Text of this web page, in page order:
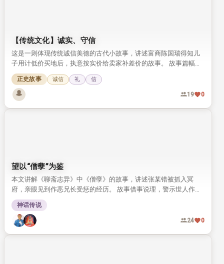
【传统文化】诚实、守信
这是一则体现传统诚信美德的古代小故事，讲述富商陈国瑞得知儿
子用计低价买地后，执意按实价给卖家补差价的故事。 故事篇幅短
小，却将传统文化中诚实守信的可贵品质展现得十分鲜活。
正史故事 诚信 礼 信
19 0
望以“僧孽”为鉴
本文讲解《聊斋志异》中《僧孽》的故事，讲述张某错被抓入冥
府，亲眼见到作恶兄长受惩的经历。 故事借事说理，警示世人作恶
自有报应，劝人以故事为鉴，守心向善。
神话传说
24 0